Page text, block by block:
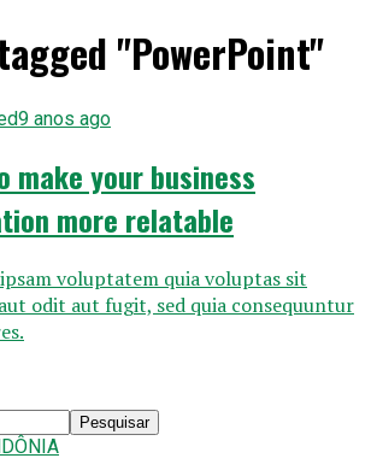
"PowerPoint"
9 anos ago
make your business
more relatable
voluptatem quia voluptas sit
odit aut fugit, sed quia consequuntur
Pesquisar